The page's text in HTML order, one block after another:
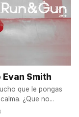
Evan Smith
que le pongas
¿Que no...